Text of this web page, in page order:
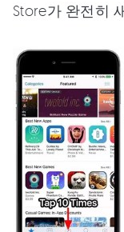
Store가 완전히